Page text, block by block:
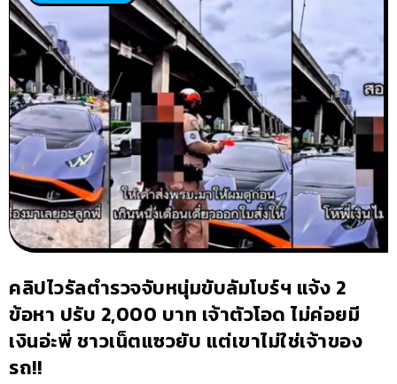
คลิปไวรัลตำรวจจับหนุ่มขับลัมโบร์ฯ แจ้ง 2
ข้อหา ปรับ 2,000 บาท เจ้าตัวโอด ไม่ค่อยมี
เงินอ่ะพี่ ชาวเน็ตแซวยับ แต่เขาไม่ใช่เจ้าของ
รถ!!